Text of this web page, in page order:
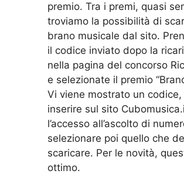
premio. Tra i premi, quasi
troviamo la possibilità di
brano musicale dal sito.
il codice inviato dopo la
nella pagina del concorso
e selezionate il premio
Vi viene mostrato un
inserire sul sito
l’accesso all’ascolto di
selezionare poi quello che
scaricare. Per le novità,
ottimo.